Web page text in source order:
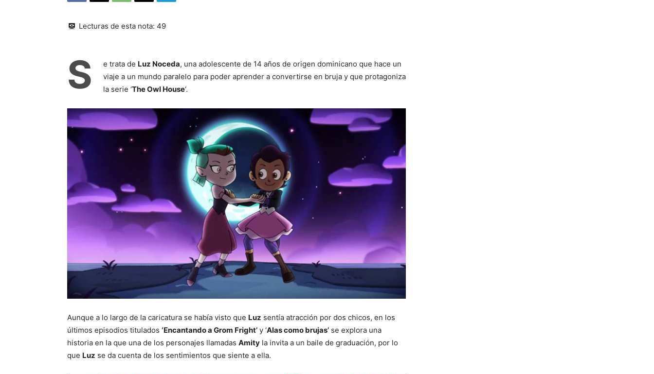
Lecturas de esta nota: 49
S e trata de Luz Noceda, una adolescente de 14 años de origen dominicano que hace un
viaje a un mundo paralelo para poder aprender a convertirse en bruja y que protagoniza
la serie ‘The Owl House‘.
Aunque a lo largo de la caricatura se había visto que Luz sentía atracción por dos chicos, en los
últimos episodios titulados ‘Encantando a Grom Fright’ y ‘Alas como brujas’ se explora una
historia en la que una de los personajes llamadas Amity la invita a un baile de graduación, por lo
que Luz se da cuenta de los sentimientos que siente a ella.